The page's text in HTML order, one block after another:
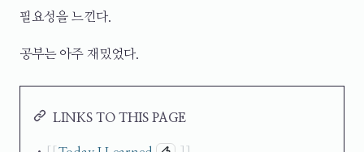
필요성을 느낀다.
공부는 아주 재밌었다.
LINKS TO THIS PAGE